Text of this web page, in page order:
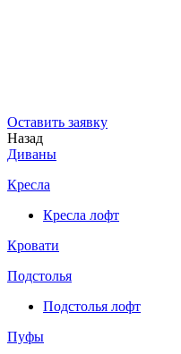
Оставить заявку
Назад
Диваны
Кресла
Кресла лофт
Кровати
Подстолья
Подстолья лофт
Пуфы